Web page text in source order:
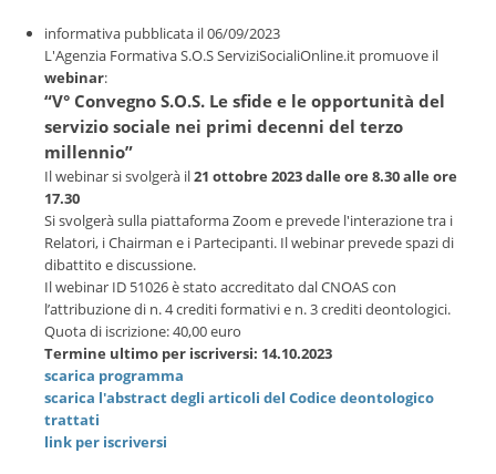
informativa pubblicata il 06/09/2023
L'Agenzia Formativa S.O.S ServiziSocialiOnline.it promuove il
webinar:
“V° Convegno S.O.S. Le sfide e le opportunità del
servizio sociale nei primi decenni del terzo
millennio”
Il webinar si svolgerà il21 ottobre 2023 dalle ore 8.30 alle ore
17.30
Si svolgerà sulla piattaforma Zoom e prevede l'interazione tra i
Relatori, i Chairman e i Partecipanti. Il webinar prevede spazi di
dibattito e discussione.
Il webinar ID 51026 è stato accreditato dal CNOAS con
l’attribuzione di n. 4 crediti formativi e n. 3 crediti deontologici.
Quota di iscrizione: 40,00 euro
Termine ultimo per iscriversi: 14.10.2023
scarica programma
scarica l'abstract degli articoli del Codice deontologico
trattati
link per iscriversi